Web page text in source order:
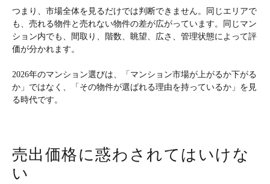
つまり、市場全体を見るだけでは判断できません。同じエリアで
も、売れる物件と売れない物件の差が広がっています。同じマン
ション内でも、間取り、階数、眺望、広さ、管理状態によって評
価が分かれます。
2026年のマンション選びは、「マンション市場が上がるか下がる
か」ではなく、「その物件が選ばれる理由を持っているか」を見
る時代です。
売出価格に惑わされてはいけな
い